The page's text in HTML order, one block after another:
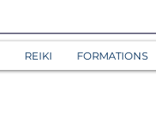
REIKI FORMATIONS